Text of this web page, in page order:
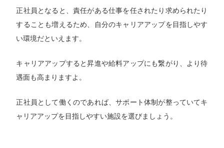
正社員となると、責任がある仕事を任されたり求められたり
することも増えるため、自分のキャリアアップを目指しやす
い環境だといえます。
キャリアアップすると昇進や給料アップにも繋がり、より待
遇面も高まりますよ。
正社員として働くのであれば、サポート体制が整っていてキ
ャリアアップを目指しやすい施設を選びましょう。